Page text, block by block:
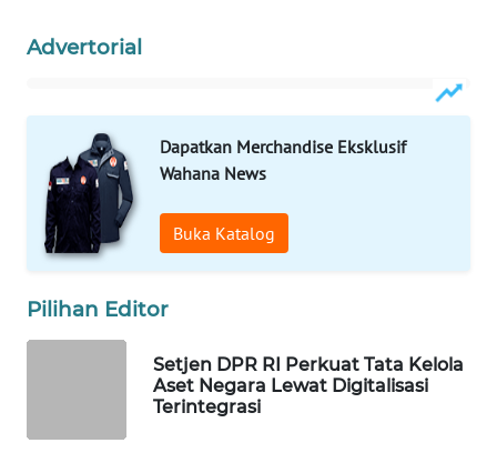
Advertorial
Dapatkan Merchandise Eksklusif
Wahana News
Buka Katalog
Pilihan Editor
Setjen DPR RI Perkuat Tata Kelola
Aset Negara Lewat Digitalisasi
Terintegrasi
TV
WAHANANEWS
ID
WAHANANEWS
CO ID
WAHANANEWS
SPORT